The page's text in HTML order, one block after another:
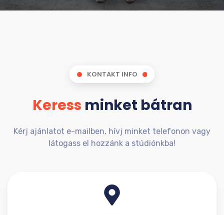
KONTAKT INFO
Keress minket bátran
Kérj ajánlatot e-mailben, hívj minket telefonon vagy
látogass el hozzánk a stúdiónkba!